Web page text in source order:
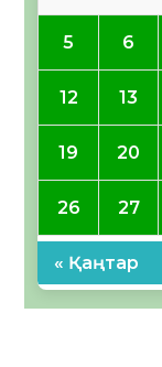
5 6
12 13
19 20
26 27
« Қаңтар